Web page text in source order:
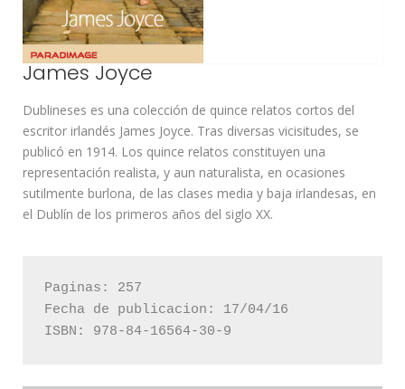
JamesJoyce
Dublineses es una colección de quince relatos cortos del
escritor irlandés James Joyce. Tras diversas vicisitudes, se
publicó en 1914. Los quince relatos constituyen una
representación realista, y aun naturalista, en ocasiones
sutilmente burlona, de las clases media y baja irlandesas, en
el Dublín de los primeros años del siglo XX.
Paginas: 257
Fecha de publicacion: 17/04/16
ISBN: 978-84-16564-30-9